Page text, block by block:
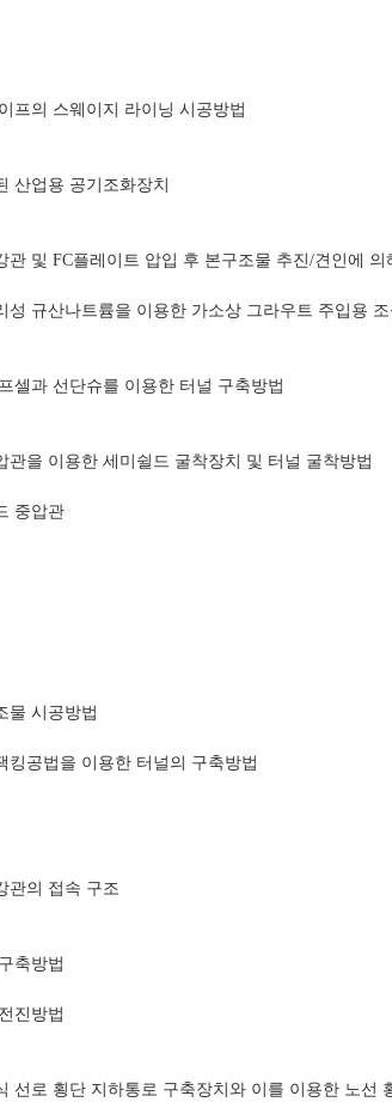
프의 스웨이지 라이닝 시공방법
산업용 공기조화장치
관 및 FC플레이트 압입 후 본구조물 추진/견인에
성 규산나트륨을 이용한 가소상 그라우트 주입용
셀과 선단슈를 이용한 터널 구축방법
관을 이용한 세미쉴드 굴착장치 및 터널 굴착방법
중압관
물 시공방법
킹공법을 이용한 터널의 구축방법
관의 접속 구조
축방법
진방법
선로 횡단 지하통로 구축장치와 이를 이용한 노선